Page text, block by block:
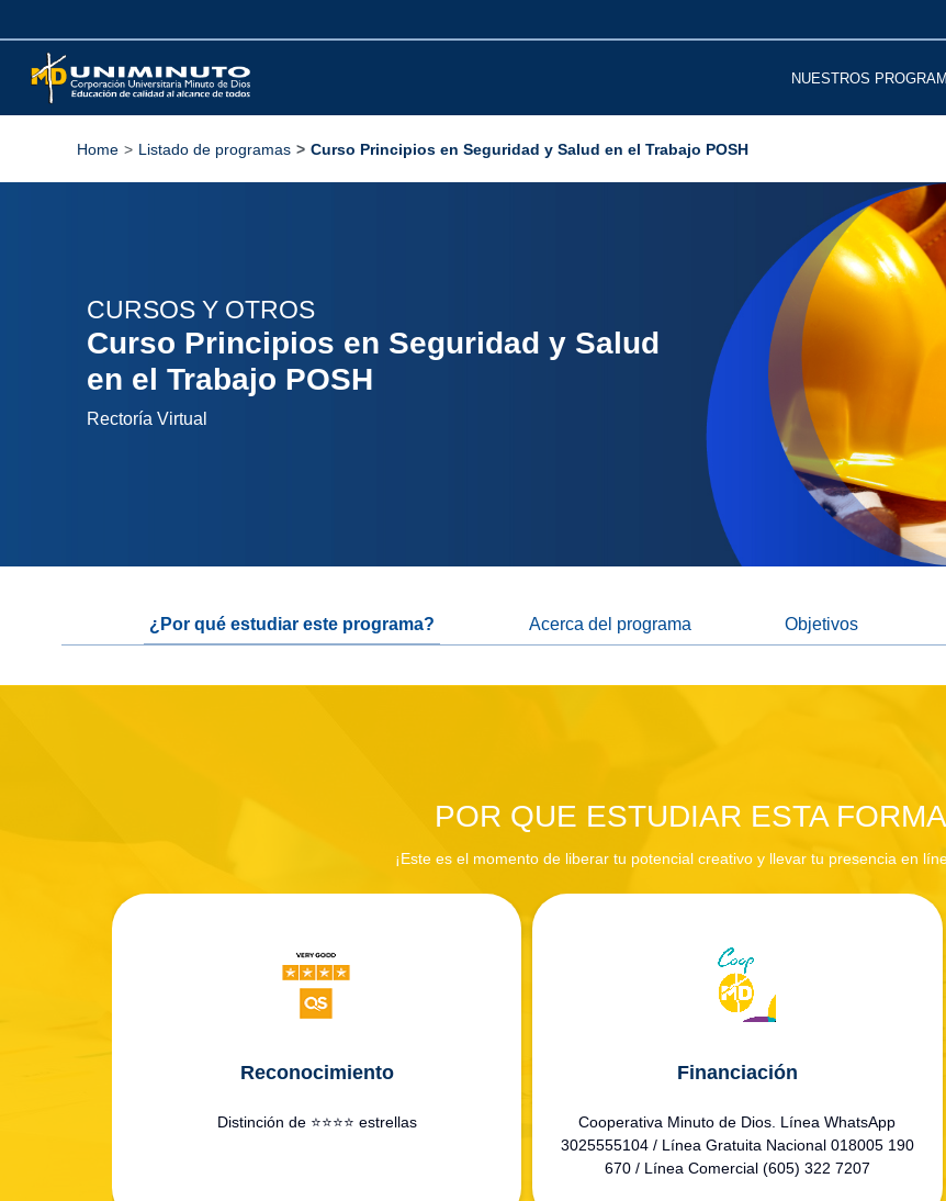
al
contenido
principal
Main
NUESTROS
Sobrescribir
enlaces
navegación
Home Listado de programas Curso Principios en Seguridad y Salud en el Trabajo POSH
CURSOS Y OTROS
Curso Principios en Seguridad y Salud
en el Trabajo POSH
Rectoría Virtual
¿Por qué estudiar este programa? Acerca del programa Objetivos
POR QUE ESTUDIAR ESTA
¡Este es el momento de liberar tu potencial creativo y llevar tu presencia en
Reconocimiento
Distinción de ⭐⭐⭐⭐ estrellas
Financiación
Cooperativa Minuto de Dios. Línea WhatsApp
3025555104 / Línea Gratuita Nacional 018005 190
670 / Línea Comercial (605) 322 7207